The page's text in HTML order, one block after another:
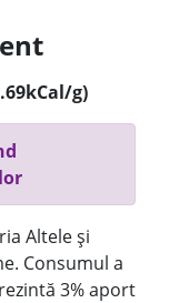
g)
Altele și
Consumul a
3% aport